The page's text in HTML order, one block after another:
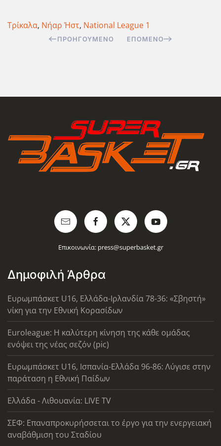
Τρίκαλα, Νήαρ Ήστ, National League 1
ΠΡΟΗΓΟΎΜΕΝΟ ΕΠΌΜΕΝΟ
Επικοινωνία: press@superbasket.gr
Δημοφιλή Άρθρα
Ευρωμπάσκετ U16, Ελλάδα-Ιρλανδία 78-36: «Σβηστή»
νίκη για την Εθνική Κορασίδων
Euroleague: Η καλύτερη κίνηση της κάθε ομάδας
ενόψει της νέας σεζόν (pic)
Ευρωμπάσκετ U16, Ισπανία-Ελλάδα 96-86: Λύγισε στην
παράταση η Εθνική Παίδων
Ελλάδα - Λιθουανία: LIVE TV
ΣΕΦ: Επαναπροκυρήσσεται το έργο για την ενεργειακή
αναβάθμιση του Σταδίου